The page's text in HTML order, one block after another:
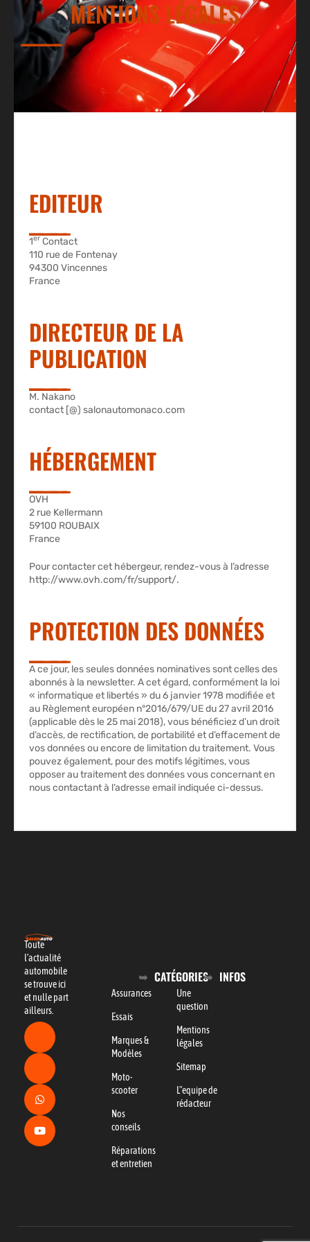
MENTIONS LÉGALES
EDITEUR
1er Contact
110 rue de Fontenay
94300 Vincennes
France
DIRECTEUR DE LA
PUBLICATION
M. Nakano
contact [@) salonautomonaco.com
HÉBERGEMENT
OVH
2 rue Kellermann
59100 ROUBAIX
France
Pour contacter cet hébergeur, rendez-vous à l’adresse
http://www.ovh.com/fr/support/.
PROTECTION DES DONNÉES
A ce jour, les seules données nominatives sont celles des
abonnés à la newsletter. A cet égard, conformément la loi
« informatique et libertés » du 6 janvier 1978 modifiée et
au Règlement européen n°2016/679/UE du 27 avril 2016
(applicable dès le 25 mai 2018), vous bénéficiez d’un droit
d’accès, de rectification, de portabilité et d’effacement de
vos données ou encore de limitation du traitement. Vous
pouvez également, pour des motifs légitimes, vous
opposer au traitement des données vous concernant en
nous contactant à l’adresse email indiquée ci-dessus.
Toute
l’actualité
automobile
se trouve ici
et nulle part
ailleurs.
CATÉGORIES
Assurances
Essais
Marques &
Modèles
Moto-
scooter
Nos
conseils
Réparations
et entretien
INFOS
Une
question
Mentions
légales
Sitemap
L"equipe de
rédacteur